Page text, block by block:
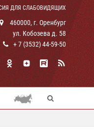
ДЛЯ СЛАБОВИДЯЩИХ
460000, г. Оренбург
ул. Кобозева д. 58
+ 7 (3532) 44-59-50